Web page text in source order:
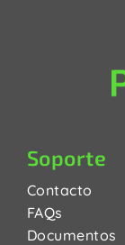
Soporte
Contacto
FAQs
Documentos